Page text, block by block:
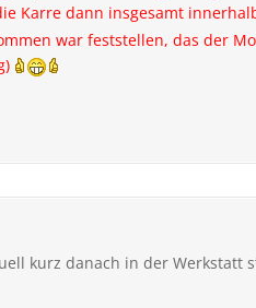
Karre dann insgesamt
war feststellen, das der
kurz danach in der Werkstatt